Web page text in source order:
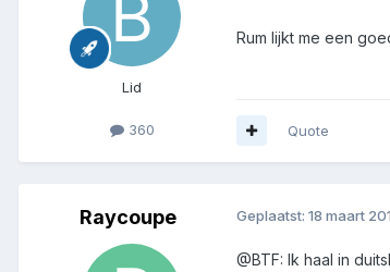
Lid
360
Rum lijkt me een
Quote
Raycoupe Geplaatst: 18 maart
@BTF: Ik haal in